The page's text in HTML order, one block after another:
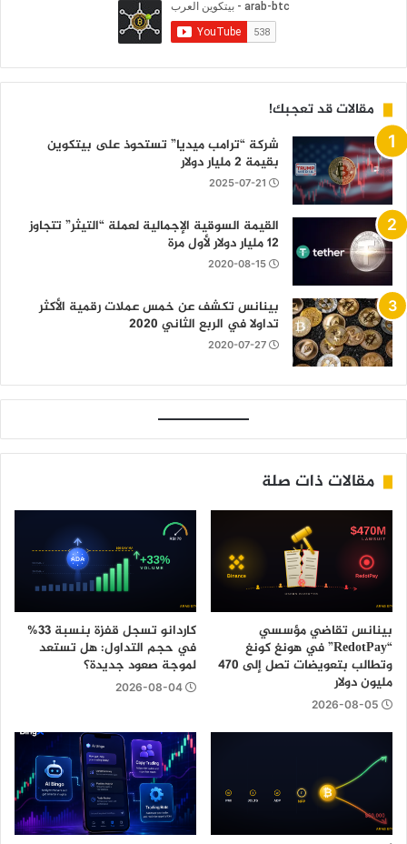
مقالات قد تعجبك!
شركة “ترامب ميديا” تستحوذ على بيتكوين
بقيمة 2 مليار دولار
2025-07-21
القيمة السوقية الإجمالية لعملة “التيثر” تتجاوز
12 مليار دولار لأول مرة
2020-08-15
بينانس تكشف عن خمس عملات رقمية الأكثر
تداولا في الربع الثاني 2020
2020-07-27
مقالات ذات صلة
بينانس تقاضي مؤسسي
“RedotPay” في هونغ كونغ
وتطالب بتعويضات تصل إلى 470
مليون دولار
2026-08-05
كاردانو تسجل قفزة بنسبة 33%
في حجم التداول: هل تستعد
لموجة صعود جديدة؟
2026-08-04